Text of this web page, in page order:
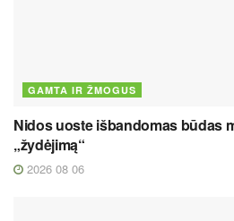
GAMTA IR ŽMOGUS
Nidos uoste išbandomas būdas
„žydėjimą“
2026 08 06